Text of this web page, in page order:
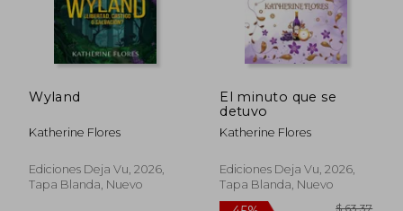
Wyland
Katherine Flores
Ediciones Deja Vu, 2026,
Tapa Blanda, Nuevo
El minuto que se
detuvo
Katherine Flores
Ediciones Deja Vu, 2026,
Tapa Blanda, Nuevo